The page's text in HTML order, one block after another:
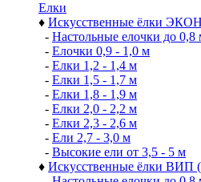
Елки
♦ Искусственные ёлки
- Настольные елочки до 0,8
- Елочки 0,9 - 1,0 м
- Елки 1,2 - 1,4 м
- Елки 1,5 - 1,7 м
- Елки 1,8 - 1,9 м
- Елки 2,0 - 2,2 м
- Елки 2,3 - 2,6 м
- Ели 2,7 - 3,0 м
- Высокие ели от 3,5 - 5 м
♦ Искусственные ёлки ВИП